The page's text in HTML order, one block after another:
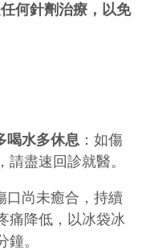
何針劑治療，以免
喝水多休息 ：如傷
盡速回診就醫。
口尚未癒合，持續
痛降低，以冰袋冰
鐘。